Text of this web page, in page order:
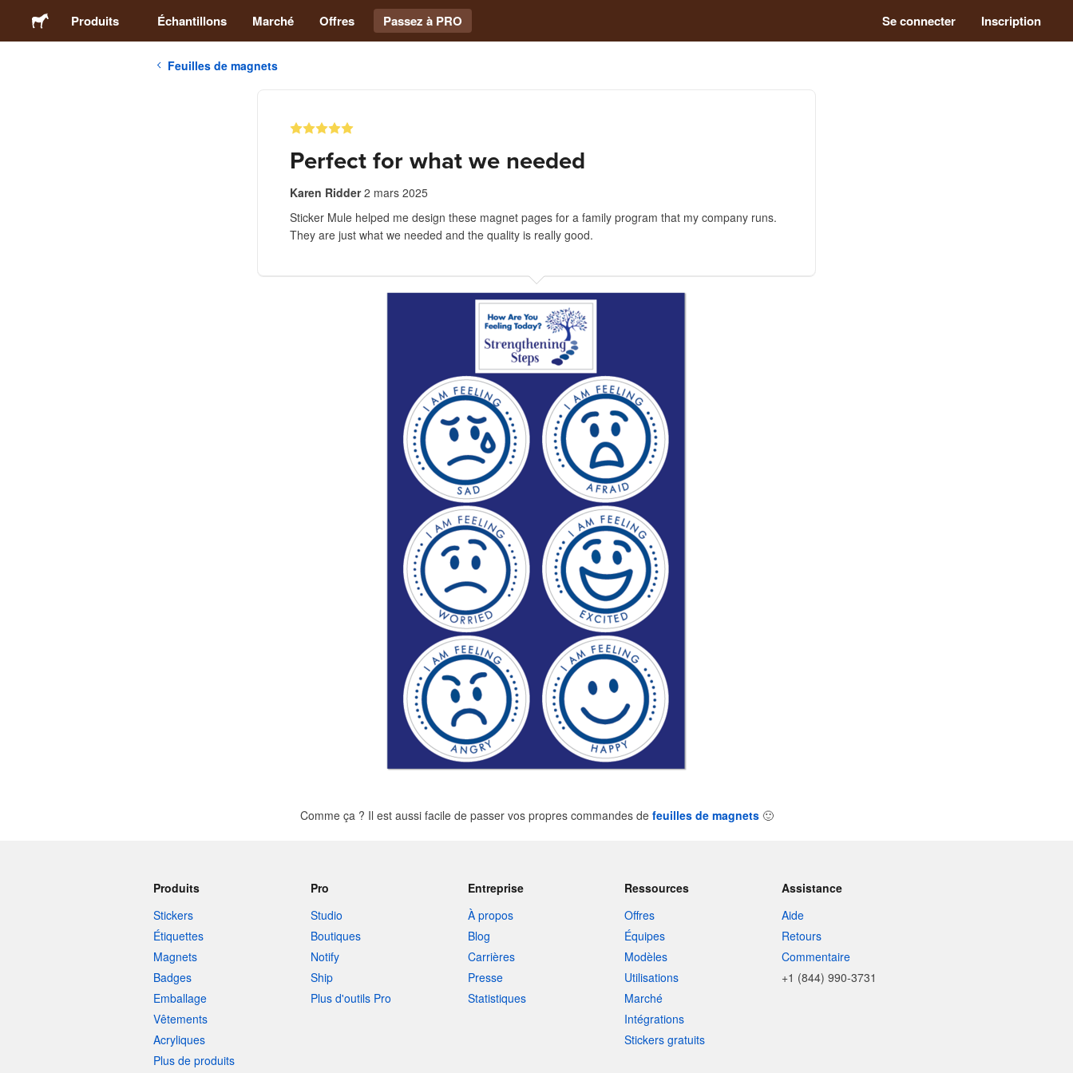
Produits Échantillons Marché Offres Passez à PRO Se connecter Inscription
Feuilles de magnets
Perfect for what we needed
Karen Ridder 2 mars 2025
Sticker Mule helped me design these magnet pages for a family program that my company runs.
They are just what we needed and the quality is really good.
Comme ça ? Il est aussi facile de passer vos propres commandes de feuilles de magnets 🙂
Produits
Stickers
Étiquettes
Magnets
Badges
Emballage
Vêtements
Acryliques
Plus de produits
Pro
Studio
Boutiques
Notify
Ship
Plus d'outils Pro
Entreprise
À propos
Blog
Carrières
Presse
Statistiques
Ressources
Offres
Équipes
Modèles
Utilisations
Marché
Intégrations
Stickers gratuits
Assistance
Aide
Retours
Commentaire
+1 (844) 990-3731